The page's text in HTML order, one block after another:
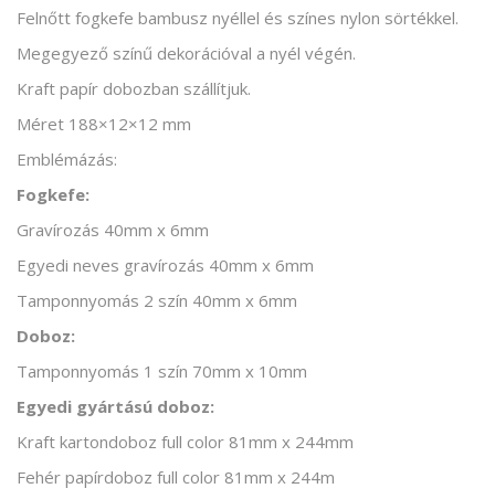
Felnőtt fogkefe bambusz nyéllel és színes nylon sörtékkel.
Megegyező színű dekorációval a nyél végén.
Kraft papír dobozban szállítjuk.
Méret 188×12×12 mm
Emblémázás:
Fogkefe:
Gravírozás 40mm x 6mm
Egyedi neves gravírozás 40mm x 6mm
Tamponnyomás 2 szín 40mm x 6mm
Doboz:
Tamponnyomás 1 szín 70mm x 10mm
Egyedi gyártású doboz:
Kraft kartondoboz full color 81mm x 244mm
Fehér papírdoboz full color 81mm x 244m